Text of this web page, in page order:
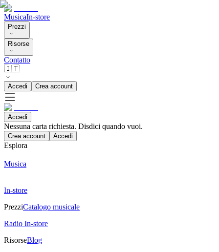
MusicaIn-store
Prezzi
Risorse
Contatto
🇮🇹
Accedi Crea account
Accedi
Nessuna carta richiesta. Disdici quando vuoi.
Crea account Accedi
Esplora
Musica
In-store
PrezziCatalogo musicale
Radio In-store
RisorseBlog